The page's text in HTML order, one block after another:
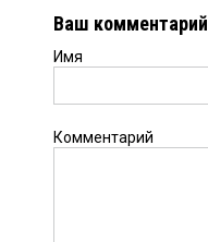
Ваш комментарий
Имя
Комментарий